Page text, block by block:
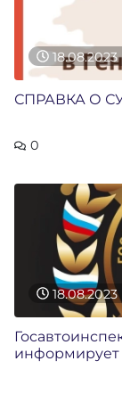
18.08.2023
СПРАВКА О
0
18.08.2023
информирует